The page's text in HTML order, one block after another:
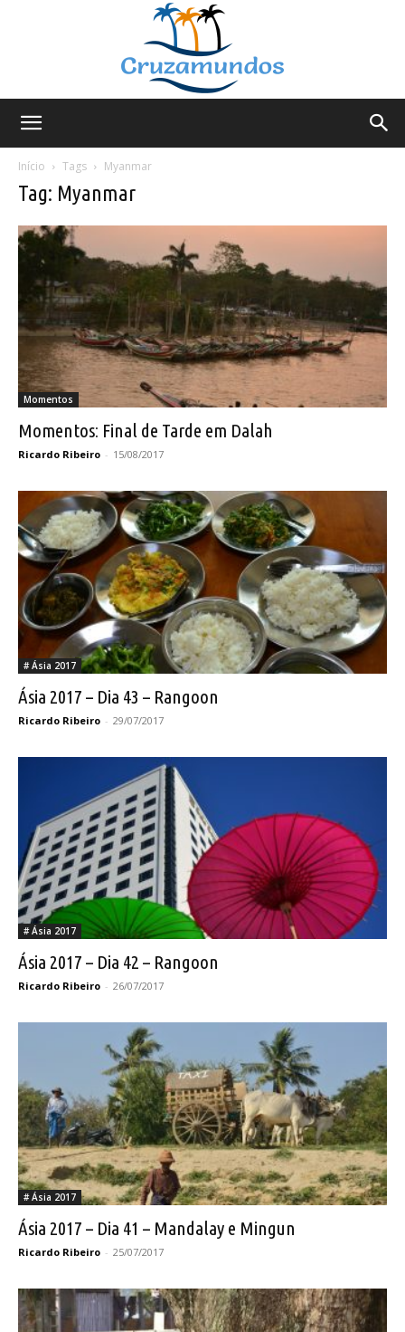
Início
Tags Myanmar
Tag: Myanmar
Momentos
Momentos: Final de Tarde em Dalah
Ricardo Ribeiro - 15/08/2017
# Ásia 2017
Ásia 2017 – Dia 43 – Rangoon
Ricardo Ribeiro - 29/07/2017
# Ásia 2017
Ásia 2017 – Dia 42 – Rangoon
Ricardo Ribeiro - 26/07/2017
# Ásia 2017
Ásia 2017 – Dia 41 – Mandalay e Mingun
Ricardo Ribeiro - 25/07/2017